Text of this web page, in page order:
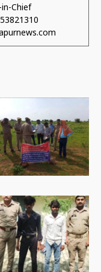
Chief